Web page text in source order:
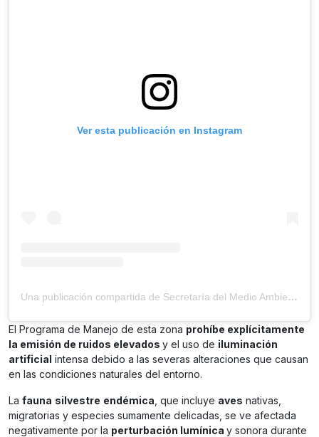
Ver esta publicación en Instagram
Una publicación compartida de Secretaría del Medio Ambiente (@sedemacdmx)
El Programa de Manejo de esta zona prohíbe explícitamente
la emisión de ruidos elevados y el uso de iluminación
artificial intensa debido a las severas alteraciones que causan
en las condiciones naturales del entorno.
La fauna silvestre endémica , que incluye aves nativas,
migratorias y especies sumamente delicadas, se ve afectada
negativamente por la perturbación lumínica y sonora durante